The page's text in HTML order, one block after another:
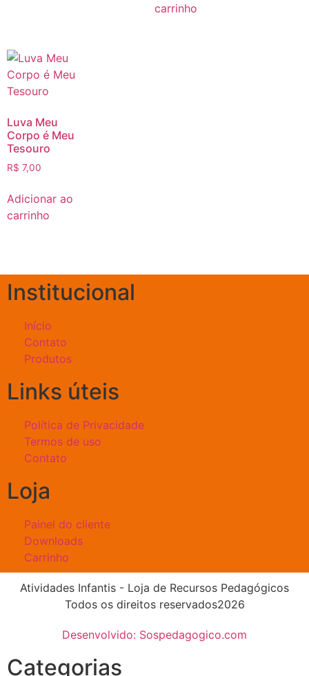
carrinho
Luva Meu
Corpo é Meu
Tesouro
R$ 7,00
Adicionar ao
carrinho
Institucional
Início
Contato
Produtos
Links úteis
Política de Privacidade
Termos de uso
Contato
Loja
Painel do cliente
Downloads
Carrinho
Atividades Infantis - Loja de Recursos Pedagógicos
Todos os direitos reservados2026
Desenvolvido: Sospedagogico.com
Categorias